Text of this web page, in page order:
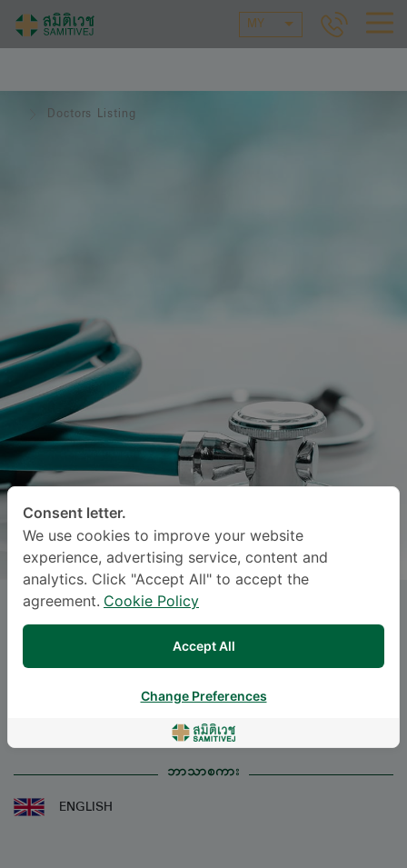
MY
Doctors Listing
Dr.THITICHAYA LEESURAPONG,
M.D.
Specialties: Pediatrics
Pediatrics
ဘာသာစကား
ENGLISH
Consent letter.
We use cookies to improve your website
experience, advertising service, content and
analytics. Click "Accept All" to accept the
agreement. Cookie Policy
Accept All
Change Preferences